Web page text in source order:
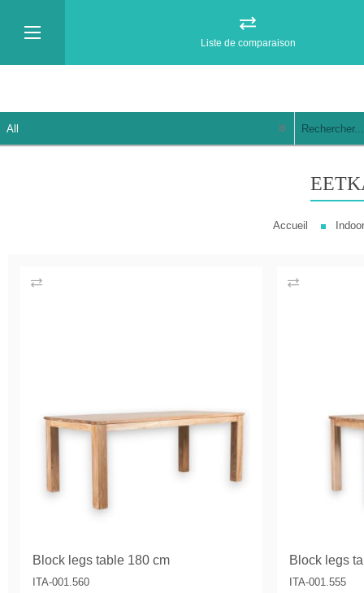
Liste de comparaison
Accueil
Block legs table 180 cm
ITA-001.560
Block legs
ITA-001.555